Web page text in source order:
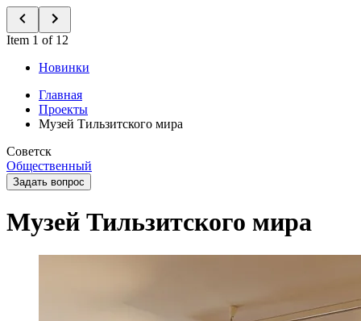
Item 1 of 12
Новинки
Главная
Проекты
Музей Тильзитского мира
Советск
Общественный
Задать вопрос
Музей Тильзитского мира